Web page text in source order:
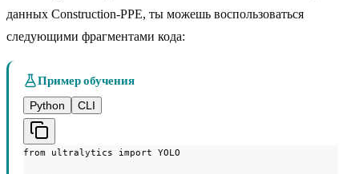
данных Construction-PPE, ты можешь воспользоваться
следующими фрагментами кода:
Пример обучения
Python
CLI
from ultralytics import YOLO